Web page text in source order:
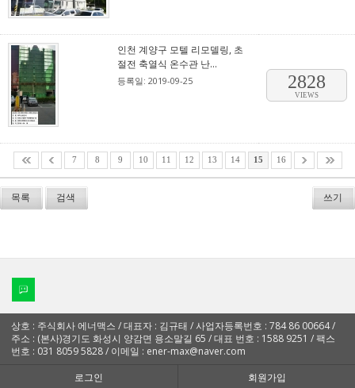
인천 계양구 모텔 리모델링, 초
절전 축열식 온수관 난...
등록일: 2019-09-25 2828
VIEWS
7 8 9 10 11 12 13 14 15 16
목록 검색 쓰기
상호 : 주식회사 에너맥스 / 대표자 : 김규태 / 사업자등록번호 : 784 86 00664 /
주소 : (본사)경기도 화성시 양감면 용소말길 65 / 대표 번호 : 1588 9251 / 팩스
번호 : 031 8059 5828 / 이메일 : ener-max@naver.com
로그인
회원가입